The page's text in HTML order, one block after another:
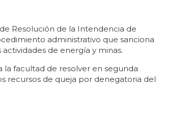
Resolución de la Intendencia de
administrativo que sanciona
de energía y minas.
la facultad de resolver en segunda
recursos de queja por denegatoria del